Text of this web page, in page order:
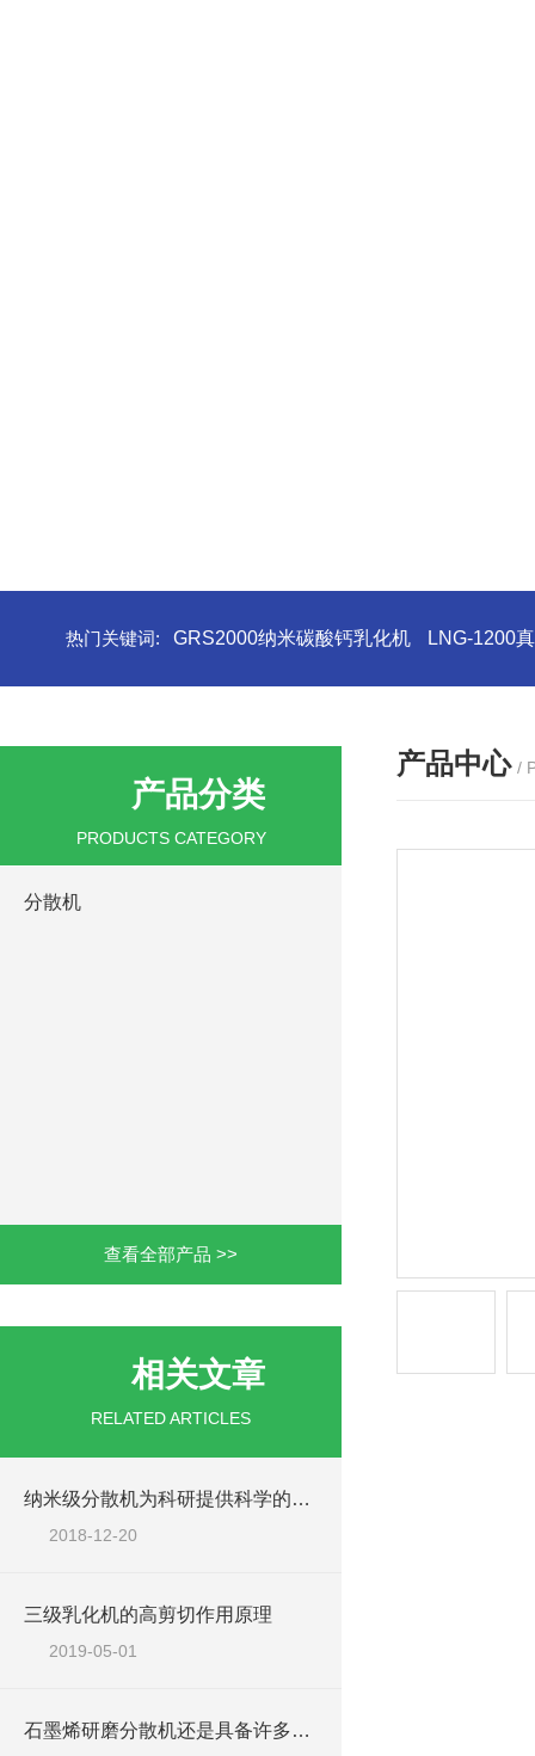
热门关键词: GRS2000纳米碳酸钙乳化机 LNG-1200
产品分类
PRODUCTS CATEGORY
分散机
查看全部产品 >>
相关文章
RELATED ARTICLES
纳米级分散机为科研提供科学的工艺依据
2018-12-20
三级乳化机的高剪切作用原理
2019-05-01
石墨烯研磨分散机还是具备许多优势的
产品中心 /